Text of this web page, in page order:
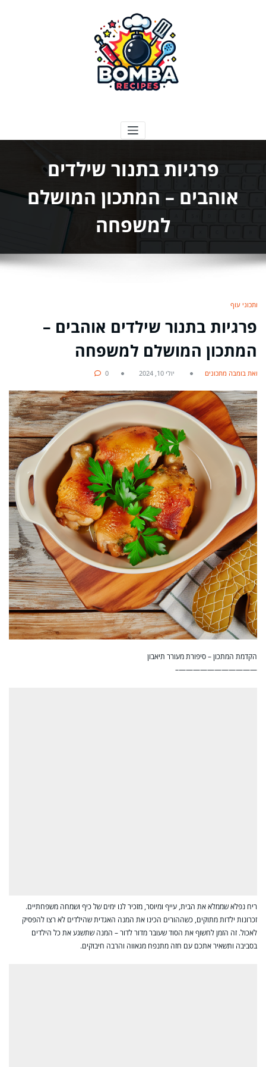
פרגיות בתנור שילדים
אוהבים – המתכון המושלם
למשפחה
מתכוני עוף
פרגיות בתנור שילדים אוהבים –
המתכון המושלם למשפחה
מאת בומבה מתכונים יולי 10, 2024 0
הקדמת המתכון – סיפורת מעורר תיאבון
———————————–
ריח נפלא שממלא את הבית, עייף ומיוסר, מזכיר לנו ימים של כיף ושמחה משפחתיים.
זכרונות ילדות מתוקים, כשההורים הכינו את המנה האגדית שהילדים לא רצו להפסיק
לאכול. זה הזמן לחשוף את הסוד שעובר מדור לדור – המנה שתשגע את כל הילדים
בסביבה ותשאיר אתכם עם חזה מתנפח מגאווה והרבה חיבוקים.